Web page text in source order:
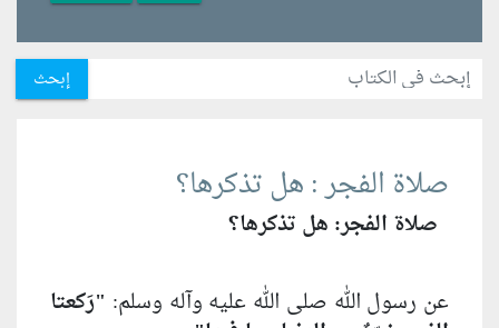
إبحث
صلاة الفجر : هل تذكرها؟
صلاة الفجر: هل تذكرها؟
عن رسول الله صلى الله عليه وآله وسلم: "رَكعتا